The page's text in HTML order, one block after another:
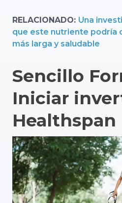
RELACIONADO: Una
que este nutriente podría
más larga y saludable
Sencillo
Iniciar
Healthspan